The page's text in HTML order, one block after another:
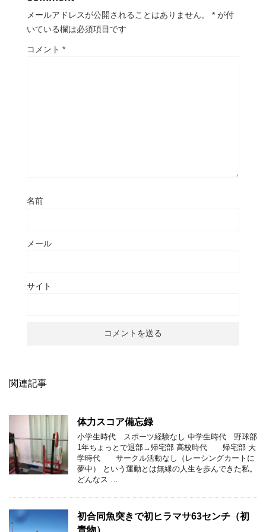
メールアドレスが公開されることはありません。 * が付
いている欄は必須項目です
コメント *
名前
メール
サイト
関連記事
体力スコア備忘録
小学生時代 スポーツ経験なし 中学生時代 野球部
1年ちょっとで退部→帰宅部 高校時代 帰宅部 大
学時代 サークル活動なし（レーシングカートに
夢中） という運動とは無縁の人生を歩んできた私。
どんなス …
初合同魚突きで初ヒラマサ63センチ（初
青物）